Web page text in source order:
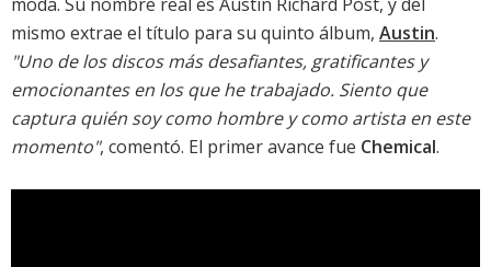
mismo extrae el título para su quinto álbum, Austin.
"Uno de los discos más desafiantes, gratificantes y
emocionantes en los que he trabajado. Siento que
captura quién soy como hombre y como artista en este
momento", comentó. El primer avance fue Chemical.